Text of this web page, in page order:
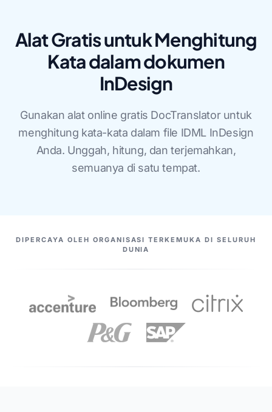
Alat Gratis untuk Menghitung
Kata dalam dokumen
InDesign
Gunakan alat online gratis DocTranslator untuk
menghitung kata-kata dalam file IDML InDesign
Anda. Unggah, hitung, dan terjemahkan,
semuanya di satu tempat.
MITRA KAMI
DIPERCAYA OLEH ORGANISASI TERKEMUKA DI SELURUH
DUNIA